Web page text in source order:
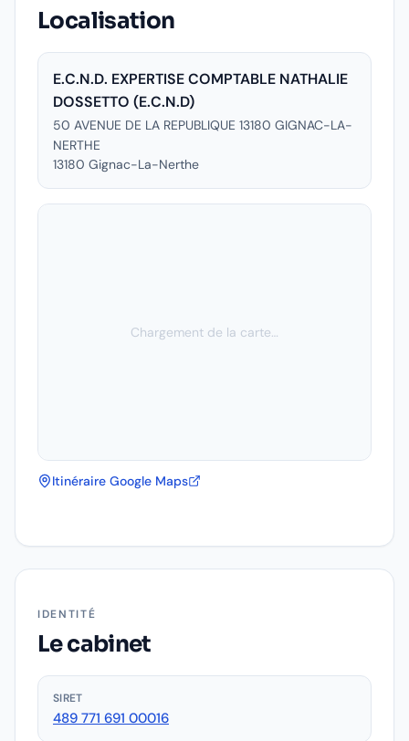
Localisation
E.C.N.D. EXPERTISE COMPTABLE NATHALIE
DOSSETTO (E.C.N.D)
50 AVENUE DE LA REPUBLIQUE 13180 GIGNAC-LA-
NERTHE
13180 Gignac-La-Nerthe
Chargement de la carte…
Itinéraire Google Maps
IDENTITÉ
Le cabinet
SIRET
489 771 691 00016